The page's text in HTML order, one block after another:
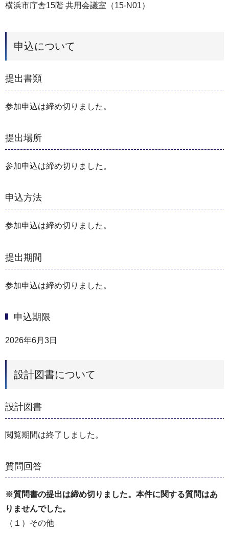
横浜市庁舎15階 共用会議室（15-N01）
申込について
提出書類
参加申込は締め切りました。
提出場所
参加申込は締め切りました。
申込方法
参加申込は締め切りました。
提出期間
参加申込は締め切りました。
申込期限
2026年6月3日
設計図書について
設計図書
閲覧期間は終了しました。
質問回答
※質問書の提出は締め切りました。本件に関する質問はあ
りませんでした。
（１）その他